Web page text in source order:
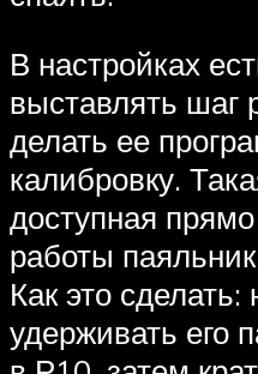
В настройках
выставлять шаг
делать ее
калибровку.
доступная
работы
Как это сделать:
удерживать его